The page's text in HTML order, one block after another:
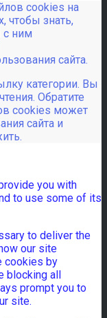
cookies на
чтобы знать,
с ним
сайта.
категории. Вы
Обратите
cookies может
сайта и
you with
to use some of its
to deliver the
our site
cookies by
blocking all
prompt you to
site.